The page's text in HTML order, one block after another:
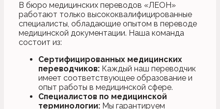
В бюро медицинских переводов «ЛЕОН»
работают только высококвалифицированные
специалисты, обладающие опытом в переводе
медицинской документации. Наша команда
состоит из:
Сертифицированных медицинских
переводчиков: Каждый наш переводчик
имеет соответствующее образование и
опыт работы в медицинской сфере.
Специалистов по медицинской
терминологии: Мы гарантируем